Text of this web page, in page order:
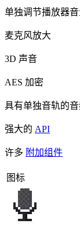
单独调节播放器
麦克风放大
3D 声音
AES 加密
具有单独音轨的音
强大的 API
许多 附加组件
图标